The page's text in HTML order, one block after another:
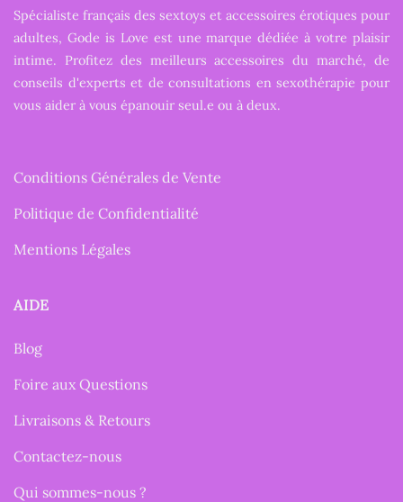
Spécialiste français des sextoys et accessoires érotiques pour
adultes, Gode is Love est une marque dédiée à votre plaisir
intime. Profitez des meilleurs accessoires du marché, de
conseils d'experts et de consultations en sexothérapie pour
vous aider à vous épanouir seul.e ou à deux.
Conditions Générales de Vente
Politique de Confidentialité
Mentions Légales
AIDE
Blog
Foire aux Questions
Livraisons & Retours
Contactez-nous
Qui sommes-nous ?